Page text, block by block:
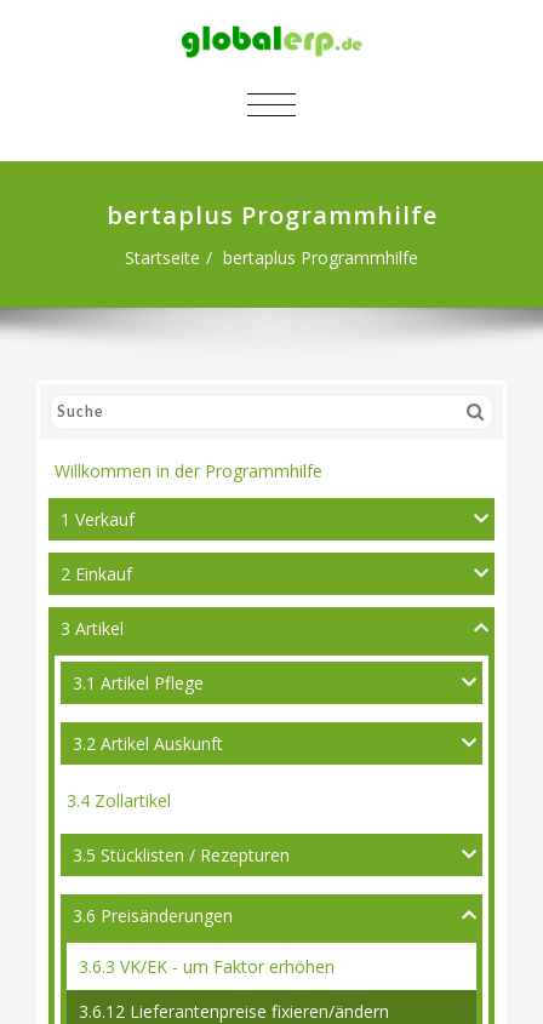
SCHALTE NAVIGATION
bertaplus Programmhilfe
Startseite bertaplus Programmhilfe
Willkommen in der Programmhilfe
1 Verkauf
2 Einkauf
3 Artikel
3.1 Artikel Pflege
3.2 Artikel Auskunft
3.4 Zollartikel
3.5 Stücklisten / Rezepturen
3.6 Preisänderungen
3.6.3 VK/EK - um Faktor erhöhen
3.6.12 Lieferantenpreise fixieren/ändern